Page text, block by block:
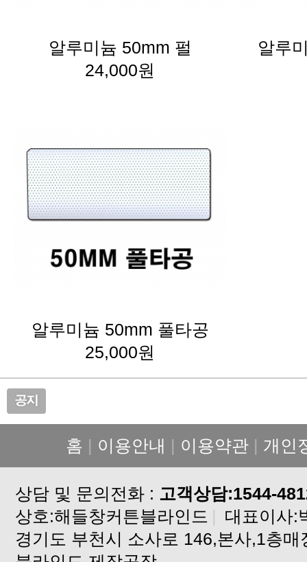
알루미늄 50mm 펄
24,000원
알루
알루미늄 50mm 풀타공
25,000원
홈 | 이용안내 | 이용약관 | 개인
상담 및 문의전화 : 고객상담:1544-
상호:해들창커튼블라인드 | 대표이사: